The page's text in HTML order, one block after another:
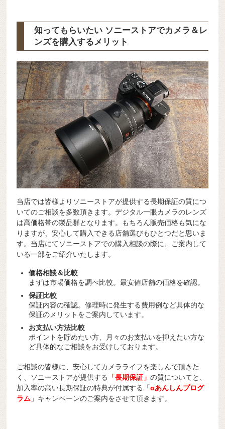
知ってもらいたい ソニーストアでカメラ＆レ
ンズを購入するメリット
当店では皆様よりソニーストアが提供する長期保証の質につ
いてのご相談を多数頂きます。デジタル一眼カメラのレンズ
は高価格帯の製品群となります。もちろん販売価格も気にな
りますが、安心して購入できる店舗選びもひとつだと思いま
す。当店にてソニーストアでの購入相談の際に、ご案内して
いる一部をご紹介いたします。
価格相談＆比較
まずは市場価格を調べ比較。最安値店舗の価格を確認。
保証比較
保証内容の確認。修理時に発生する費用例など具体的な
保証のメリットをご案内しています。
お支払い方法比較
ポイントを貯めたい方、月々のお支払いを抑えたい方な
ど具体的なご相談をお受けしております。
ご相談の皆様に、安心してカメラライフを楽しんで頂きた
く、ソニーストアが提供する
「長期保証」の質についてと、
加入率の高い長期保証の特典が付属する「αあんしんプログ
ラム 」キャンペーンのご案内をさせて頂きます。